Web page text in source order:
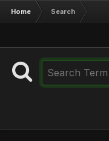
Home Search